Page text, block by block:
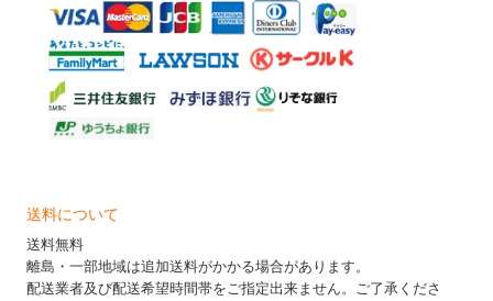
送料について
送料無料
離島・一部地域は追加送料がかかる場合があります。
配送業者及び配送希望時間帯をご指定出来ません。ご了承くださ